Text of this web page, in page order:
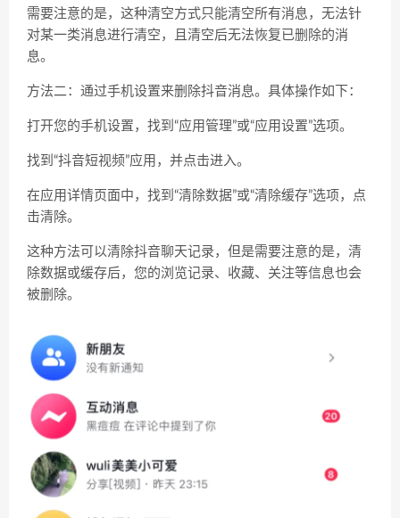
需要注意的是，这种清空方式只能清空所有消息，无法针
对某一类消息进行清空，且清空后无法恢复已删除的消
息。
方法二：通过手机设置来删除抖音消息。具体操作如下：
打开您的手机设置，找到“应用管理”或“应用设置”选项。
找到“抖音短视频”应用，并点击进入。
在应用详情页面中，找到“清除数据”或“清除缓存”选项，点
击清除。
这种方法可以清除抖音聊天记录，但是需要注意的是，清
除数据或缓存后，您的浏览记录、收藏、关注等信息也会
被删除。